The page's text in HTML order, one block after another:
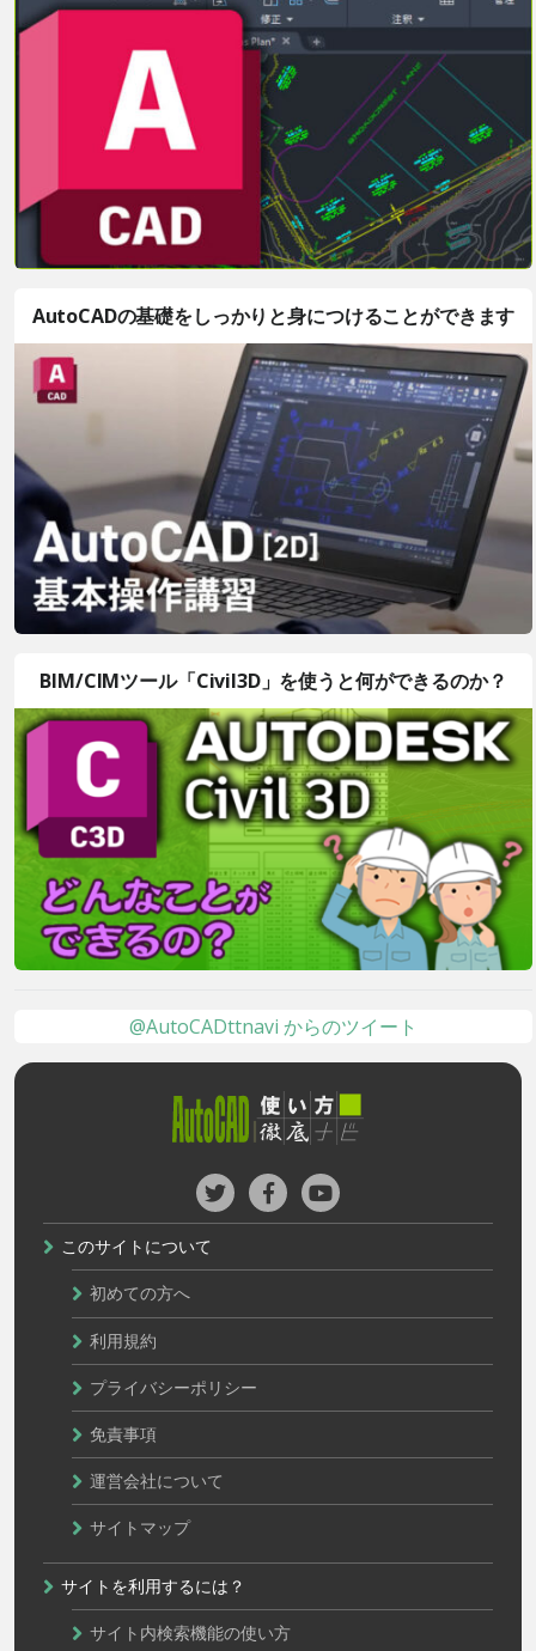
AutoCADの基礎をしっかりと身につけることができます
BIM/CIMツール「Civil3D」を使うと何ができるのか？
@AutoCADttnavi からのツイート
このサイトについて
初めての方へ
利用規約
プライバシーポリシー
免責事項
運営会社について
サイトマップ
サイトを利用するには？
サイト内検索機能の使い方